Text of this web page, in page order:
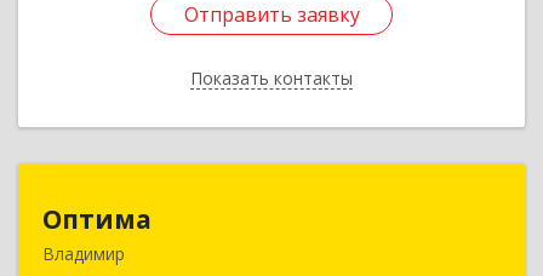
Отправить заявку
Показать контакты
Отправить заявку
Назад
Оптима
Владимир600022, Владимирская обл, Владимир г,